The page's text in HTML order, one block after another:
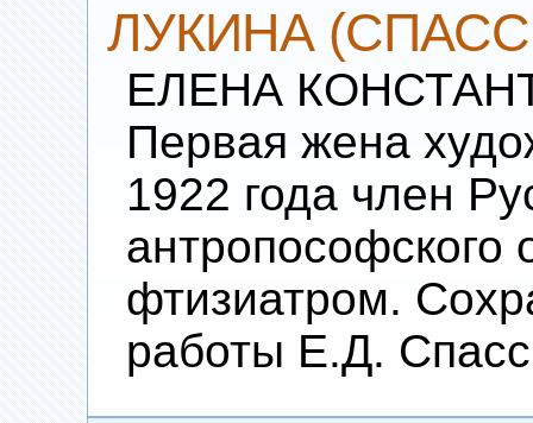
ЛУКИНА
ЕЛЕНА
Первая жена
1922 года член
антропософского
фтизиатром.
работы Е.Д.